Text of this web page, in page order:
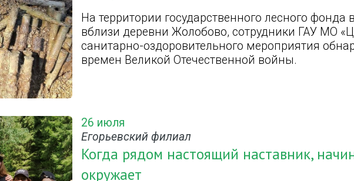
На территории государственного лесного фонда
вблизи деревни Жолобово, сотрудники ГАУ МО
санитарно-оздоровительного мероприятия
времен Великой Отечественной войны.
26 июля
Егорьевский филиал
Когда рядом настоящий наставник,
окружает